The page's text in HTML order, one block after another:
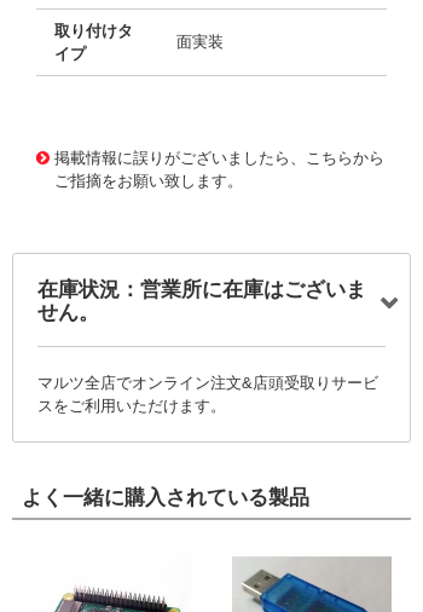
取り付けタ
イプ
面実装
掲載情報に誤りがございましたら、こちらから
ご指摘をお願い致します。
在庫状況：営業所に在庫はございま
せん。
マルツ全店でオンライン注文&店頭受取りサービ
スをご利用いただけます。
よく一緒に購入されている製品